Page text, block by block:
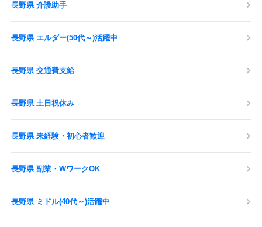
長野県 介護助手
長野県 エルダー(50代～)活躍中
長野県 交通費支給
長野県 土日祝休み
長野県 未経験・初心者歓迎
長野県 副業・WワークOK
長野県 ミドル(40代～)活躍中